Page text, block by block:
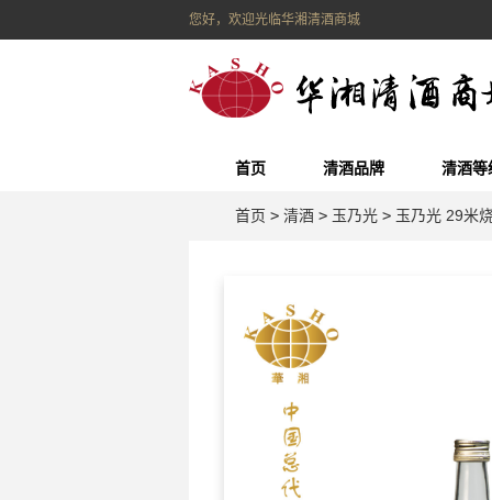
您好，欢迎光临华湘清酒商城
首页 清酒品牌 清酒等
首页 > 清酒 > 玉乃光 > 玉乃光 29米